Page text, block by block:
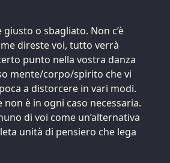
o sbagliato. Non c’è
direste voi, tutto verrà
punto nella vostra danza
mente/corpo/spirito che vi
a distorcere in vari modi.
è in ogni caso necessaria.
di voi come un’alternativa
unità di pensiero che lega